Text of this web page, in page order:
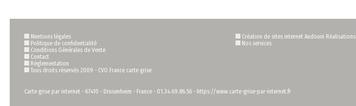
Mentions légales
Politique de confidentialité
Conditions Générales de Vente
Contact
Règlementation
Tous droits réservés 2009 - CVO France carte grise
Création de sites internet Audouin Réalisations
Nos services
Carte grise par internet - 67410 - Drusenheim - France - 01.34.69.86.56 - https://www.carte-grise-par-internet.fr